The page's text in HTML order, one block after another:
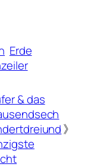
Erde
& das
》